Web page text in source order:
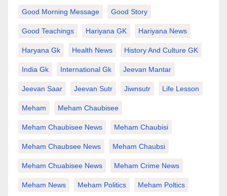
Good Morning Message Good Story
Good Teachings Hariyana GK Hariyana News
Haryana Gk Health News History And Culture GK
India Gk International Gk Jeevan Mantar
Jeevan Saar Jeevan Sutr Jiwnsutr Life Lesson
Meham Meham Chaubisee
Meham Chaubisee News Meham Chaubisi
Meham Chaubsee News Meham Chaubsi
Meham Chuabisee News Meham Crime News
Meham News Meham Politics Meham Poltics